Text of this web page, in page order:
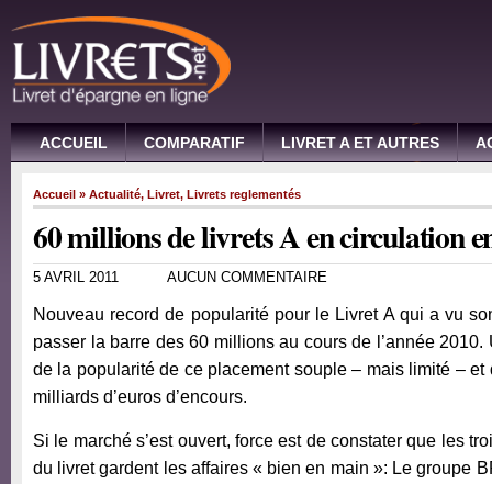
ACCUEIL COMPARATIF LIVRET A ET AUTRES
Accueil » Actualité, Livret, Livrets reglementés
60 millions de livrets A en circulation
5 AVRIL 2011 AUCUN COMMENTAIRE
Nouveau record de popularité pour le Livret A qui a vu
passer la barre des 60 millions au cours de l’année
de la popularité de ce placement souple – mais limité – et
milliards d’euros d’encours.
Si le marché s’est ouvert, force est de constater que les
du livret gardent les affaires « bien en main »: Le groupe